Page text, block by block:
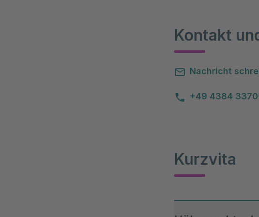
Kontakt
Nachricht
+49 4384
Kurzvita